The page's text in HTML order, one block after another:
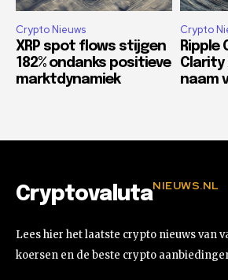
Crypto Nieuws
XRP spot flows stijgen
182% ondanks positieve
marktdynamiek
Crypto
Ripple
Clarity
naam
CryptovalutaNIEUWS.NL
Lees hier het laatste crypto nieuws van
koersen en de beste crypto